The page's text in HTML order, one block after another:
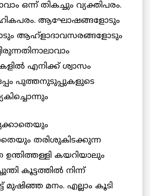
ഒന്ന് തികച്ചും വ്യക്തിപരം.
ആഘോഷങ്ങളോടും
ആഹ്ളാദാവസരങ്ങളോടും
എനിക്ക് ശ്വാസം
ഒപ്പം പുത്തനുടുപ്പുകളുടെ
തരിശുകിടക്കുന്ന
കയറിയാലും
കൂട്ടത്തില്‍ നിന്ന്
മുഷിഞ്ഞ മനം. എല്ലാം കൂടി